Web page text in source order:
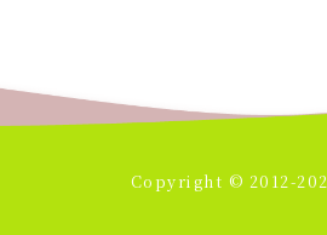
Copyright © 2012-